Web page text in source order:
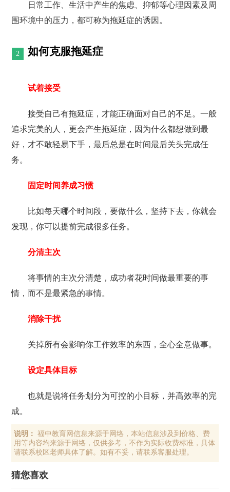
日常工作、生活中产生的焦虑、抑郁等心理因素及周
围环境中的压力，都可称为拖延症的诱因。
如何克服拖延症
试着接受
接受自己有拖延症，才能正确面对自己的不足。一般
追求完美的人，更会产生拖延症，因为什么都想做到最
好，才不敢轻易下手，最后总是在时间最后关头完成任
务。
固定时间养成习惯
比如每天哪个时间段，要做什么，坚持下去，你就会
发现，你可以提前完成很多任务。
分清主次
将事情的主次分清楚，成功者花时间做最重要的事
情，而不是最紧急的事情。
消除干扰
关掉所有会影响你工作效率的东西，全心全意做事。
设定具体目标
也就是说将任务划分为可控的小目标，并高效率的完
成。
说明：
福中教育网信息来源于网络，本站信息涉及到价格、费
用等内容均来源于网络，仅供参考，不作为实际收费标准，具体
请联系校区老师具体了解。如有不妥，请联系客服处理。
猜您喜欢